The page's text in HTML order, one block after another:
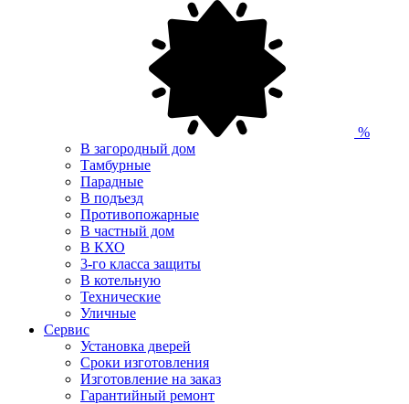
%
В загородный дом
Тамбурные
Парадные
В подъезд
Противопожарные
В частный дом
В КХО
3-го класса защиты
В котельную
Технические
Уличные
Сервис
Установка дверей
Сроки изготовления
Изготовление на заказ
Гарантийный ремонт